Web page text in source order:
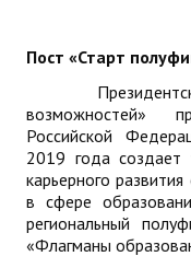
Пост «Старт
возможностей»
Российской
2019 года создает
карьерного
в сфере
региональный
«Флагманы